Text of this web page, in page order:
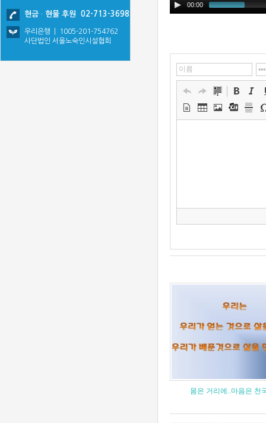
00:00
몸은 거리에..마음은 천
현금 · 현물 후원 02-713-3698
우리은행 | 1005-201-754762
사단법인 서울노숙인시설협회